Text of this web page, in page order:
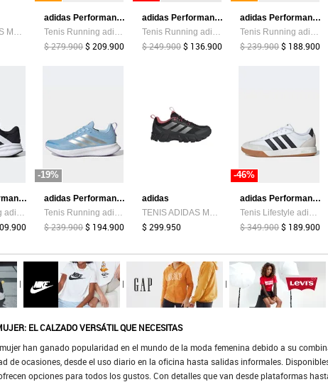
adidas Performance
$ 279.900$ 209.900
adidas Performance
$ 249.900$ 136.900
adidas Performance
$ 239.900$ 188.900
adidas Performance
-19%
adidas Performance
$ 239.900$ 194.900
adidas
$ 299.950
-46%
adidas Performance
$ 349.900$ 189.900
EL CALZADO VERSÁTIL QUE NECESITAS
han ganado popularidad en el mundo de la moda femenina debido a su
de ocasiones, desde el uso diario en la oficina hasta salidas informales.
opciones para todos los gustos. Con detalles que van desde plataformas